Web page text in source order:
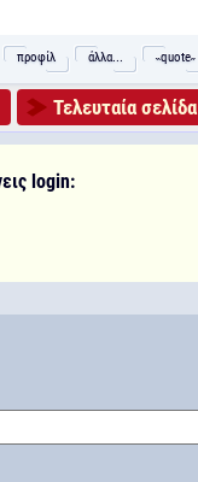
προφίλ άλλα... ˵quote˶
Τελευταία σελίδα
login: